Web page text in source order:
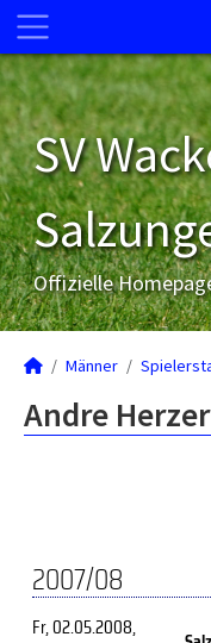
SV
Offizielle
Männer
Andre
2007/08
Fr, 02.05.2008,